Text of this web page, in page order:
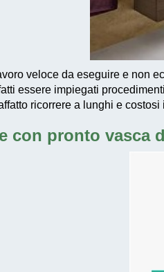
veloce da eseguire e non
essere impiegati
ricorrere a lunghi e
con pronto vasca